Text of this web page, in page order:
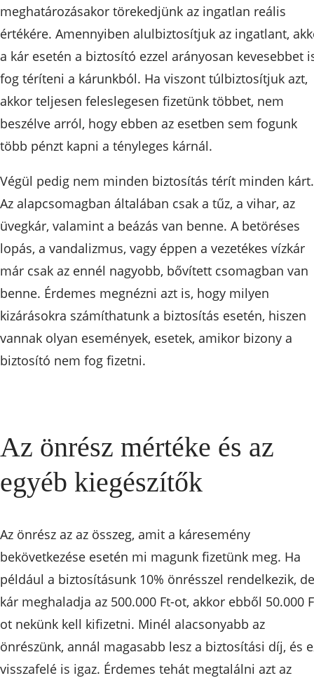
meghatározásakor törekedjünk az ingatlan reális
értékére. Amennyiben alulbiztosítjuk az ingatlant,
a kár esetén a biztosító ezzel arányosan kevesebbet
fog téríteni a kárunkból. Ha viszont túlbiztosítjuk azt,
akkor teljesen feleslegesen fizetünk többet, nem
beszélve arról, hogy ebben az esetben sem fogunk
több pénzt kapni a tényleges kárnál.
Végül pedig nem minden biztosítás térít minden kárt.
Az alapcsomagban általában csak a tűz, a vihar, az
üvegkár, valamint a beázás van benne. A betöréses
lopás, a vandalizmus, vagy éppen a vezetékes vízkár
már csak az ennél nagyobb, bővített csomagban van
benne. Érdemes megnézni azt is, hogy milyen
kizárásokra számíthatunk a biztosítás esetén, hiszen
vannak olyan események, esetek, amikor bizony a
biztosító nem fog fizetni.
Az önrész mértéke és az
egyéb kiegészítők
Az önrész az az összeg, amit a káresemény
bekövetkezése esetén mi magunk fizetünk meg. Ha
például a biztosításunk 10% önrésszel rendelkezik,
kár meghaladja az 500.000 Ft-ot, akkor ebből 50.000
ot nekünk kell kifizetni. Minél alacsonyabb az
önrészünk, annál magasabb lesz a biztosítási díj, és
visszafelé is igaz. Érdemes tehát megtalálni azt az